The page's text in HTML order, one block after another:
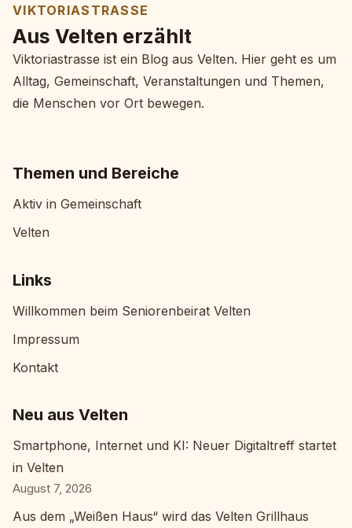
VIKTORIASTRASSE
Aus Velten erzählt
Viktoriastrasse ist ein Blog aus Velten. Hier geht es um
Alltag, Gemeinschaft, Veranstaltungen und Themen,
die Menschen vor Ort bewegen.
Themen und Bereiche
Aktiv in Gemeinschaft
Velten
Links
Willkommen beim Seniorenbeirat Velten
Impressum
Kontakt
Neu aus Velten
Smartphone, Internet und KI: Neuer Digitaltreff startet
in Velten
August 7, 2026
Aus dem „Weißen Haus“ wird das Velten Grillhaus